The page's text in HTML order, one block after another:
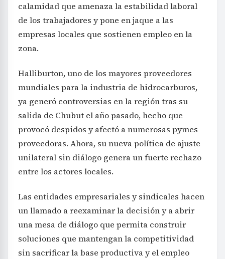
calamidad que amenaza la estabilidad laboral
de los trabajadores y pone en jaque a las
empresas locales que sostienen empleo en la
zona.
Halliburton, uno de los mayores proveedores
mundiales para la industria de hidrocarburos,
ya generó controversias en la región tras su
salida de Chubut el año pasado, hecho que
provocó despidos y afectó a numerosas pymes
proveedoras. Ahora, su nueva política de ajuste
unilateral sin diálogo genera un fuerte rechazo
entre los actores locales.
Las entidades empresariales y sindicales hacen
un llamado a reexaminar la decisión y a abrir
una mesa de diálogo que permita construir
soluciones que mantengan la competitividad
sin sacrificar la base productiva y el empleo